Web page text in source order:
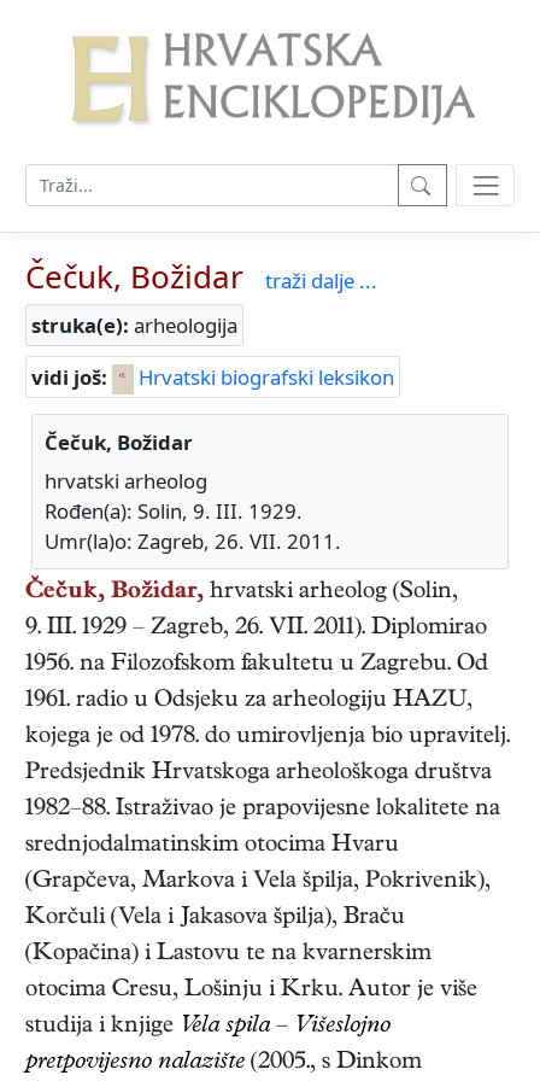
Čečuk, Božidar
traži dalje ...
struka(e): arheologija
vidi još:
Hrvatski biografski leksikon
Čečuk, Božidar
hrvatski arheolog
Rođen(a): Solin, 9. III. 1929.
Umr(la)o: Zagreb, 26. VII. 2011.
Čečuk, Božidar, hrvatski arheolog (Solin,
9. III. 1929 – Zagreb, 26. VII. 2011). Diplomirao
1956. na Filozofskom fakultetu u Zagrebu. Od
1961. radio u Odsjeku za arheologiju HAZU,
kojega je od 1978. do umirovljenja bio upravitelj.
Predsjednik Hrvatskoga arheološkoga društva
1982–88. Istraživao je prapovijesne lokalitete na
srednjodalmatinskim otocima Hvaru
(Grapčeva, Markova i Vela špilja, Pokrivenik),
Korčuli (Vela i Jakasova špilja), Braču
(Kopačina) i Lastovu te na kvarnerskim
otocima Cresu, Lošinju i Krku. Autor je više
studija i knjige Vela spila – Višeslojno
pretpovijesno nalazište (2005., s Dinkom